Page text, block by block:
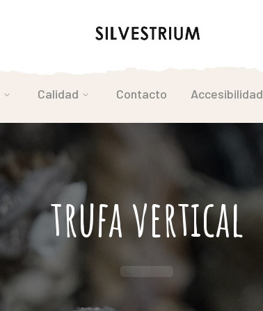
Calidad Contacto Accesibilidad
trufa vertical